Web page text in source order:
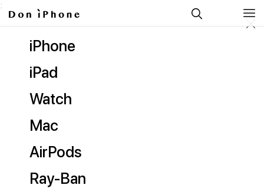
;
AirPods
Ray-Ban
Mac
Watch
iPad
iPhone